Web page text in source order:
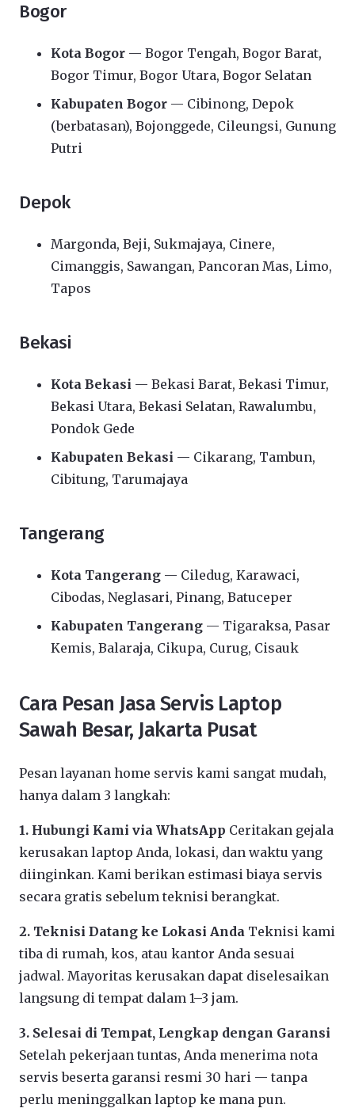
Bogor
Kota Bogor — Bogor Tengah, Bogor Barat,
Bogor Timur, Bogor Utara, Bogor Selatan
Kabupaten Bogor — Cibinong, Depok
(berbatasan), Bojonggede, Cileungsi, Gunung
Putri
Depok
Margonda, Beji, Sukmajaya, Cinere,
Cimanggis, Sawangan, Pancoran Mas, Limo,
Tapos
Bekasi
Kota Bekasi — Bekasi Barat, Bekasi Timur,
Bekasi Utara, Bekasi Selatan, Rawalumbu,
Pondok Gede
Kabupaten Bekasi — Cikarang, Tambun,
Cibitung, Tarumajaya
Tangerang
Kota Tangerang — Ciledug, Karawaci,
Cibodas, Neglasari, Pinang, Batuceper
Kabupaten Tangerang — Tigaraksa, Pasar
Kemis, Balaraja, Cikupa, Curug, Cisauk
Cara Pesan Jasa Servis Laptop
Sawah Besar, Jakarta Pusat
Pesan layanan home servis kami sangat mudah,
hanya dalam 3 langkah:
1. Hubungi Kami via WhatsApp Ceritakan gejala
kerusakan laptop Anda, lokasi, dan waktu yang
diinginkan. Kami berikan estimasi biaya servis
secara gratis sebelum teknisi berangkat.
2. Teknisi Datang ke Lokasi Anda Teknisi kami
tiba di rumah, kos, atau kantor Anda sesuai
jadwal. Mayoritas kerusakan dapat diselesaikan
langsung di tempat dalam 1–3 jam.
3. Selesai di Tempat, Lengkap dengan Garansi
Setelah pekerjaan tuntas, Anda menerima nota
servis beserta garansi resmi 30 hari — tanpa
perlu meninggalkan laptop ke mana pun.